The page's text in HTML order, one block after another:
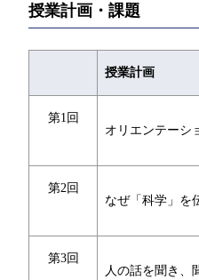
授業計画・課題
授業計画
第1回
オリエンテーシ
第2回
なぜ「科学」を
第3回
人の話を聞き、